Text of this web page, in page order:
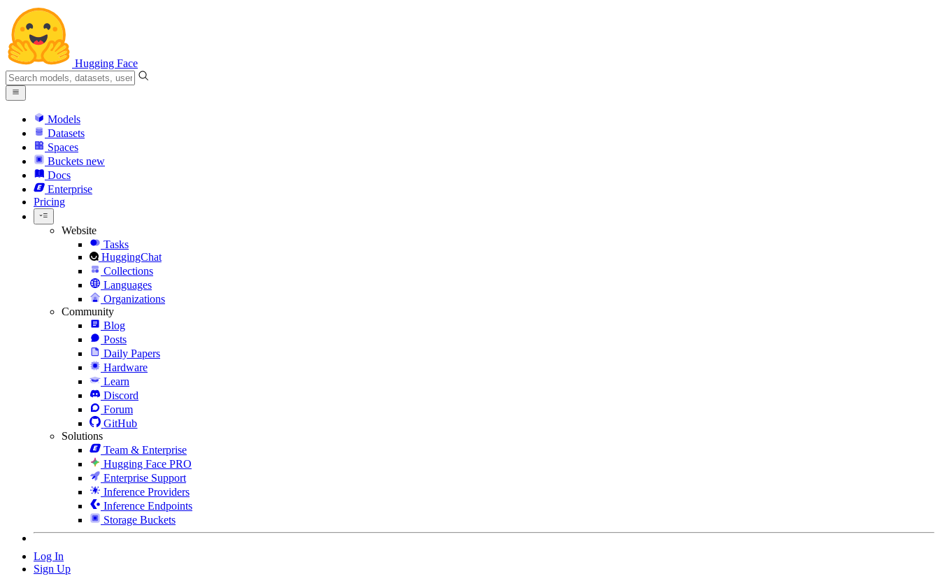
Hugging Face
Models
Datasets
Spaces
Buckets new
Docs
Enterprise
Pricing
Website
Tasks
HuggingChat
Collections
Languages
Organizations
Community
Blog
Posts
Daily Papers
Hardware
Learn
Discord
Forum
GitHub
Solutions
Team & Enterprise
Hugging Face PRO
Enterprise Support
Inference Providers
Inference Endpoints
Storage Buckets
Log In
Sign Up